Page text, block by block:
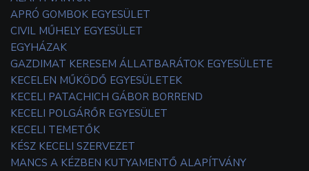
APRÓ GOMBOK EGYESÜLET
CIVIL MŰHELY EGYESÜLET
EGYHÁZAK
GAZDIMAT KERESEM ÁLLATBARÁTOK EGYESÜLETE
KECELEN MŰKÖDŐ EGYESÜLETEK
KECELI PATACHICH GÁBOR BORREND
KECELI POLGÁRŐR EGYESÜLET
KECELI TEMETŐK
KÉSZ KECELI SZERVEZET
MANCS A KÉZBEN KUTYAMENTŐ ALAPÍTVÁNY